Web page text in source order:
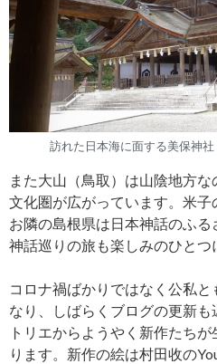
訪れた日本海に面する美保神
また大山（鳥取）は山陰地方
文化圏が広がっています。米
お隣の島根県は日本神話のふ
神話巡りの旅も楽しみのひとつ
コロナ禍ばかりではなく公私
なり、しばらくブログの更新
トリエからようやく新作たち
ります。新作の絵は村田收の